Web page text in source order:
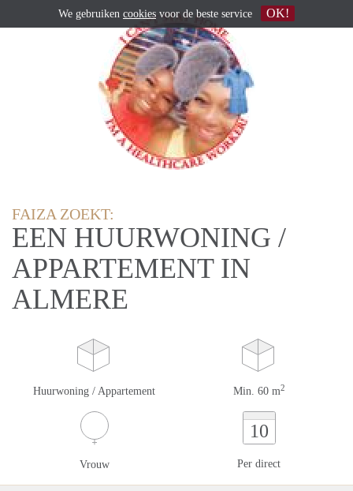
FAIZA ZOEKT:
EEN HUURWONING /
APPARTEMENT IN
ALMERE
Huurwoning / Appartement Min. 60 m2
Vrouw
10
Per direct
We gebruiken cookies voor de beste service OK!